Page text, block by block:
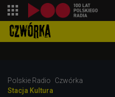
Polskie Radio
Czwórka
Stacja Kultura